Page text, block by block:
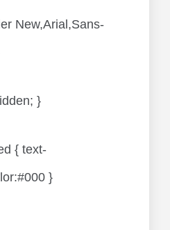
New,Arial,Sans-
}
{ text-
}